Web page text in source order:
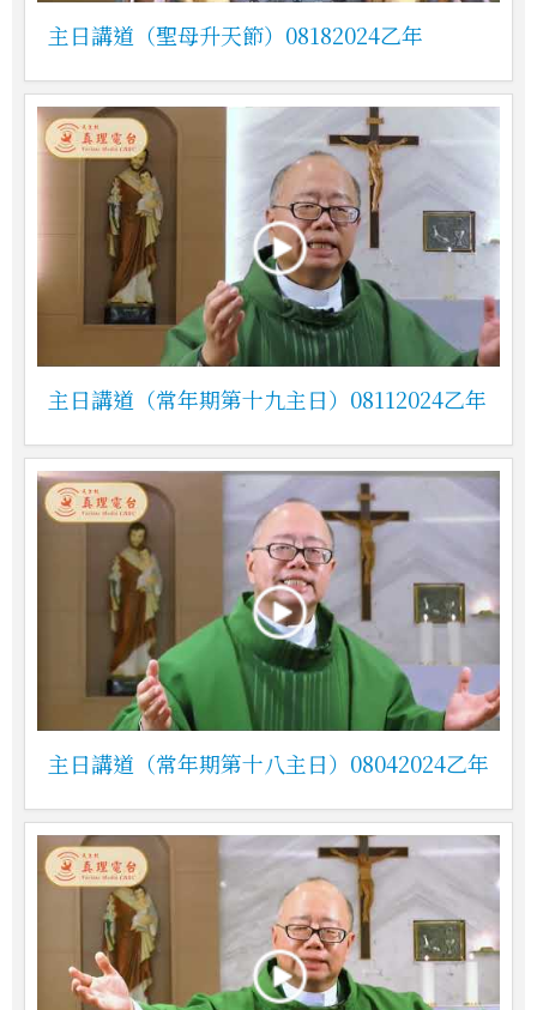
主日講道（聖母升天節）08182024乙年
主日講道（常年期第十九主日）08112024乙年
主日講道（常年期第十八主日）08042024乙年